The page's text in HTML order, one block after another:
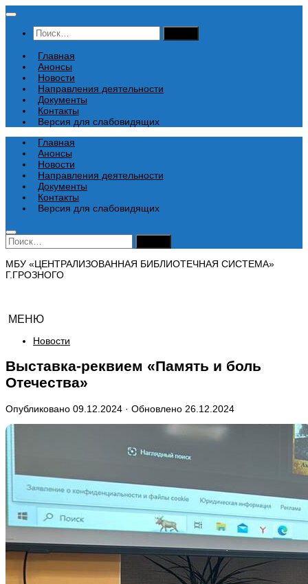
Перейти
содержимому
Найти:
Главная
Анонсы
Новости
Направления деятельности
Документы
Контакты
Версия для слабовидящих
Главная
Анонсы
Новости
Направления деятельности
Документы
Контакты
Версия для слабовидящих
Найти:
МБУ «ЦЕНТРАЛИЗОВАННАЯ БИБЛИОТЕЧНАЯ СИСТЕМА»
Г.ГРОЗНОГО
МЕНЮ
Новости
Выставка-реквием «Память и боль
Отечества»
Опубликовано 09.12.2024 · Обновлено 26.12.2024